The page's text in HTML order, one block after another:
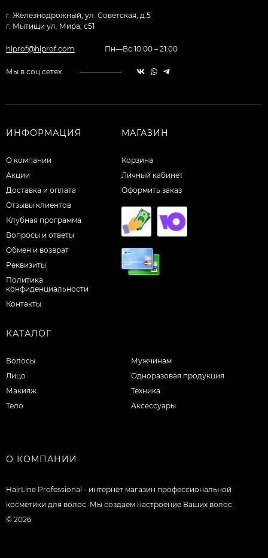
г. Железнодрожный, ул. Советская, д.5
г. Мытищи ул. Мира, с51
hlprof@hlprof.com Пн—Вс 10:00 – 21:00
Мы в соц.сетях
ИНФОРМАЦИЯ
О компании
Акции
Доставка и оплата
Отзывы клиентов
Клубная программа
Вопросы и ответы
Обмен и возврат
Реквизиты
Политика
конфиденциальности
Контакты
МАГАЗИН
Корзина
Личный кабинет
Оформить заказ
КАТАЛОГ
Волосы
Лицо
Макияж
Тело
Мужчинам
Одноразовая продукция
Техника
Аксессуары
О КОМПАНИИ
HairLine Professional - интернет магазин профессиональной
косметики для волос. Мы создаем настроение Ваших волос.
© 2026